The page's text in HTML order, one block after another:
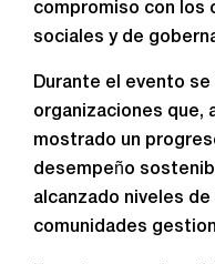
compromiso con los
sociales y de
Durante el evento
organizaciones que,
mostrado un
desempeño
alcanzado niveles
comunidades